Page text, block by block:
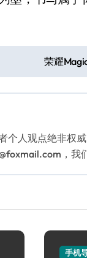
荣耀
个人观点绝非权
，我
手机